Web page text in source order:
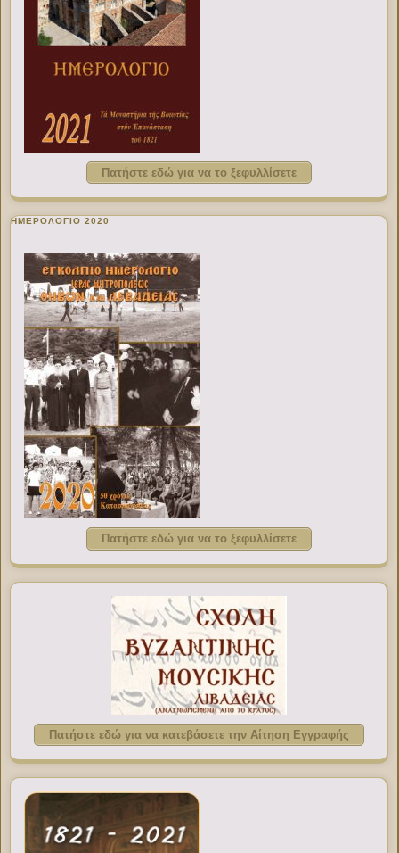
Πατήστε εδώ για να το ξεφυλλίσετε
ΗΜΕΡΟΛΟΓΙΟ 2020
Πατήστε εδώ για να το ξεφυλλίσετε
Πατήστε εδώ για να κατεβάσετε την Αίτηση Εγγραφής